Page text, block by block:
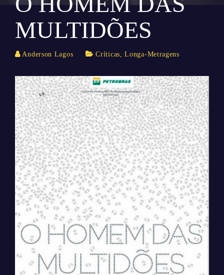
MULTIDÕES
Anderson Lagos Críticas,Longa-Metragens